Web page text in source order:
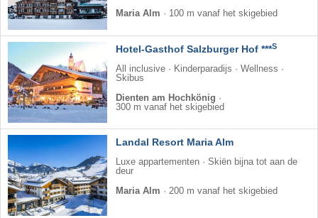
Maria Alm · 100 m vanaf het skigebied
Hotel-Gasthof Salzburger Hof ***S
All inclusive · Kinderparadijs · Wellness ·
Skibus
Dienten am Hochkönig ·
300 m vanaf het skigebied
Landal Resort Maria Alm
Luxe appartementen · Skiën bijna tot aan de
deur
Maria Alm · 200 m vanaf het skigebied